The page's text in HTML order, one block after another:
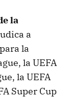
la
a
la
la UEFA
la UEFA
Super Cup